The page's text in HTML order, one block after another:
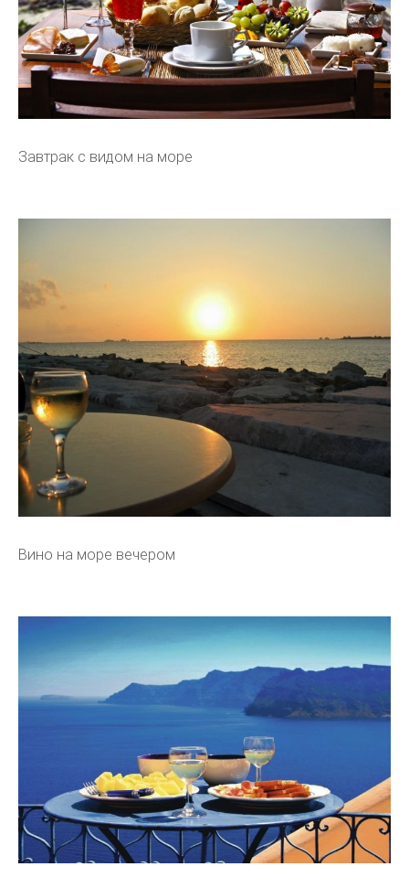
Завтрак с видом на море
Вино на море вечером